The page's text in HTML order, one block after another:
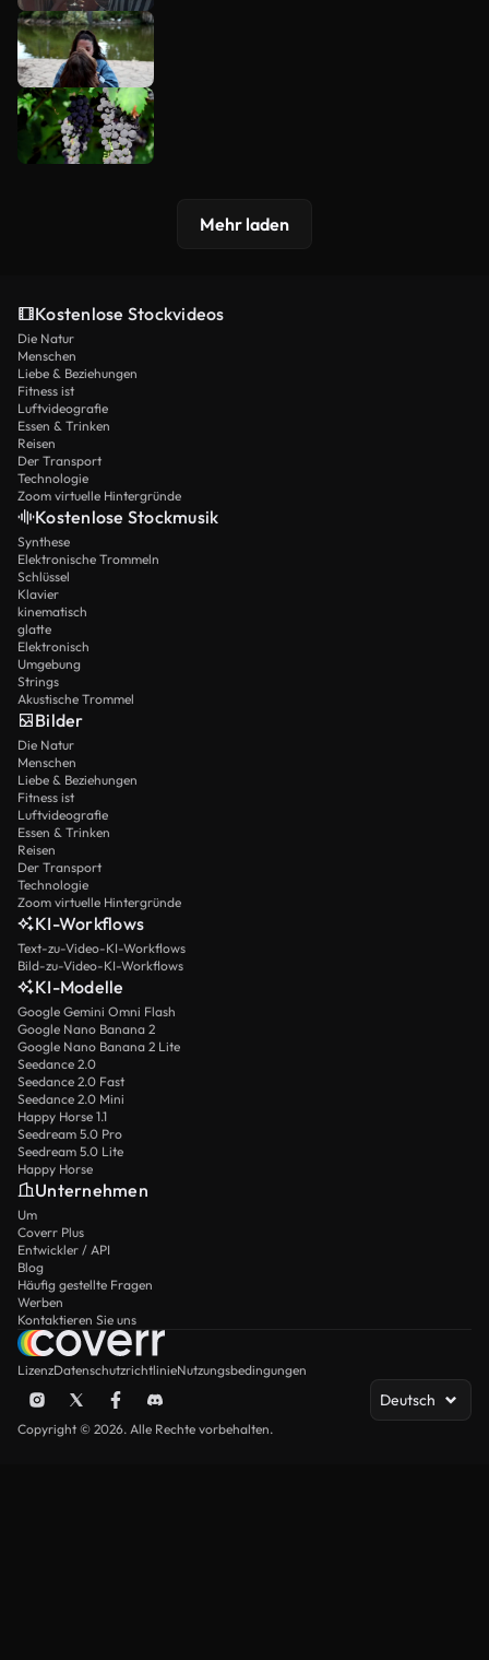
Mehr laden
Kostenlose Stockvideos
Die Natur
Menschen
Liebe & Beziehungen
Fitness ist
Luftvideografie
Essen & Trinken
Reisen
Der Transport
Technologie
Zoom virtuelle Hintergründe
Kostenlose Stockmusik
Synthese
Elektronische Trommeln
Schlüssel
Klavier
kinematisch
glatte
Elektronisch
Umgebung
Strings
Akustische Trommel
Bilder
Die Natur
Menschen
Liebe & Beziehungen
Fitness ist
Luftvideografie
Essen & Trinken
Reisen
Der Transport
Technologie
Zoom virtuelle Hintergründe
KI-Workflows
Text-zu-Video-KI-Workflows
Bild-zu-Video-KI-Workflows
KI-Modelle
Google Gemini Omni Flash
Google Nano Banana 2
Google Nano Banana 2 Lite
Seedance 2.0
Seedance 2.0 Fast
Seedance 2.0 Mini
Happy Horse 1.1
Seedream 5.0 Pro
Seedream 5.0 Lite
Happy Horse
Unternehmen
Um
Coverr Plus
Entwickler / API
Blog
Häufig gestellte Fragen
Werben
Kontaktieren Sie uns
LizenzDatenschutzrichtlinieNutzungsbedingungen
Deutsch
Copyright © 2026. Alle Rechte vorbehalten.